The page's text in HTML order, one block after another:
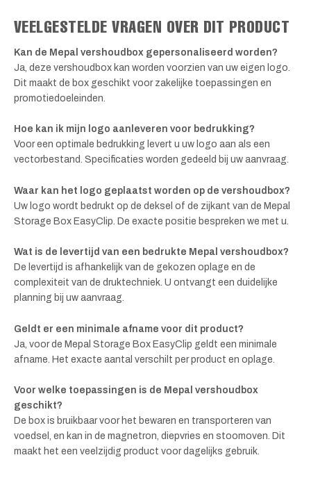
VEELGESTELDE VRAGEN OVER DIT PRODUCT
Kan de Mepal vershoudbox gepersonaliseerd worden?
Ja, deze vershoudbox kan worden voorzien van uw eigen logo.
Dit maakt de box geschikt voor zakelijke toepassingen en
promotiedoeleinden.
Hoe kan ik mijn logo aanleveren voor bedrukking?
Voor een optimale bedrukking levert u uw logo aan als een
vectorbestand. Specificaties worden gedeeld bij uw aanvraag.
Waar kan het logo geplaatst worden op de vershoudbox?
Uw logo wordt bedrukt op de deksel of de zijkant van de Mepal
Storage Box EasyClip. De exacte positie bespreken we met u.
Wat is de levertijd van een bedrukte Mepal vershoudbox?
De levertijd is afhankelijk van de gekozen oplage en de
complexiteit van de druktechniek. U ontvangt een duidelijke
planning bij uw aanvraag.
Geldt er een minimale afname voor dit product?
Ja, voor de Mepal Storage Box EasyClip geldt een minimale
afname. Het exacte aantal verschilt per product en oplage.
Voor welke toepassingen is de Mepal vershoudbox
geschikt?
De box is bruikbaar voor het bewaren en transporteren van
voedsel, en kan in de magnetron, diepvries en stoomoven. Dit
maakt het een veelzijdig product voor dagelijks gebruik.